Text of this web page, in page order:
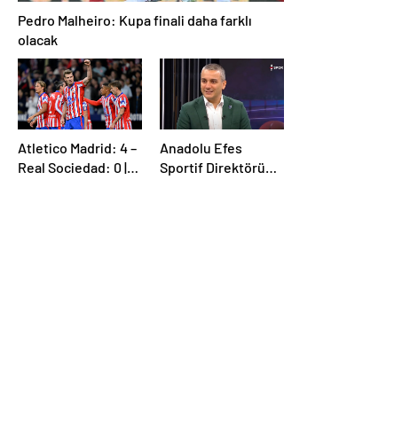
Pedro Malheiro: Kupa finali daha farklı
olacak
Atletico Madrid: 4 –
Real Sociedad: 0 |
Anadolu Efes
Sportif Direktörü